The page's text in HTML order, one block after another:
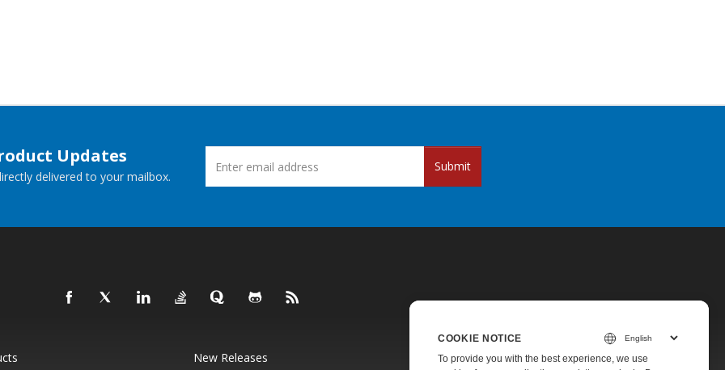
Updates
delivered to your mailbox.
Submit
New Releases Pricing
COOKIE NOTICE
To provide you with the best experience, we use